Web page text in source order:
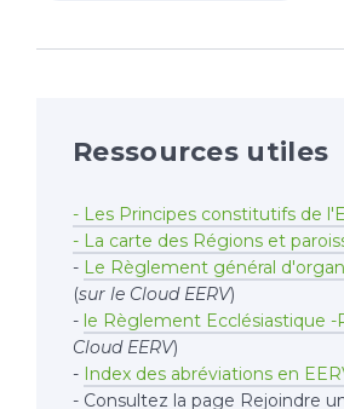
Ressources utiles
- Les Principes constitutifs de
- La carte des Régions et
- Le Règlement général
(sur le Cloud EERV)
- le Règlement Ecclésiastique -
Cloud EERV)
- Index des abréviations en
- Consultez la page Rejoindre